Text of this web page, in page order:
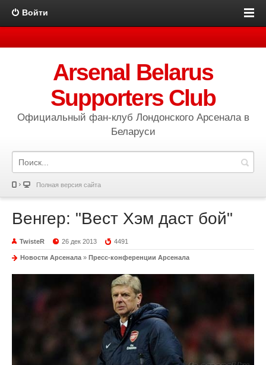
Войти
Arsenal Belarus
Supporters Club
Официальный фан-клуб Лондонского Арсенала в
Беларуси
Полная версия сайта
Венгер: "Вест Хэм даст бой"
TwisteR 26 дек 2013 4491
Новости Арсенала » Пресс-конференции Арсенала